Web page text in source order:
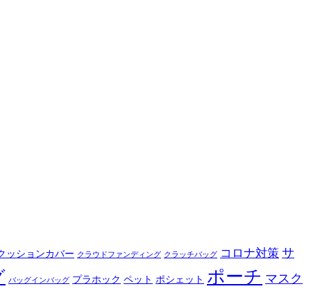
ッションカバー クラウドファンディング クラッチバッグ コロナ対策 サ
バッグインバッグ プラホック ペット ポシェット ポーチ マスク